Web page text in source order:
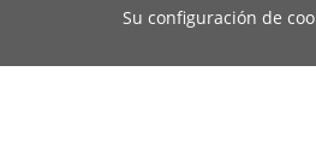
Su configuración de